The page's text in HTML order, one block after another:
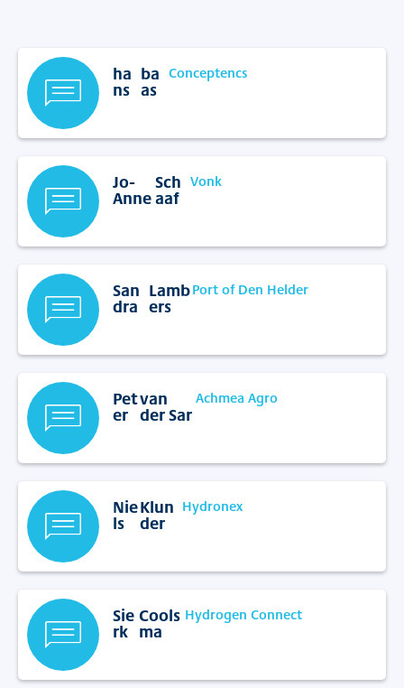
ha
ns
ba
as
Conceptencs
Jo-
Anne
Sch
aaf
Vonk
San
dra
Lamb
ers
Port of Den Helder
Pet
er
van
der Sar
Achmea Agro
Nie
ls
Klun
der
Hydronex
Sie
rk
Cools
ma
Hydrogen Connect